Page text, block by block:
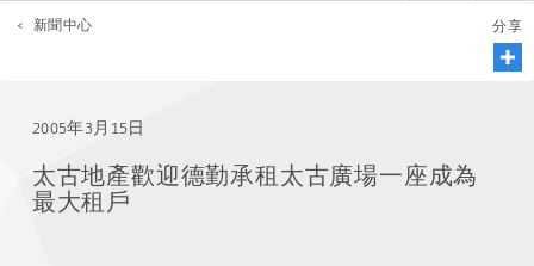
< 新聞中心 分享
2005年3月15日
太古地產歡迎德勤承租太古廣場一座成為
最大租戶